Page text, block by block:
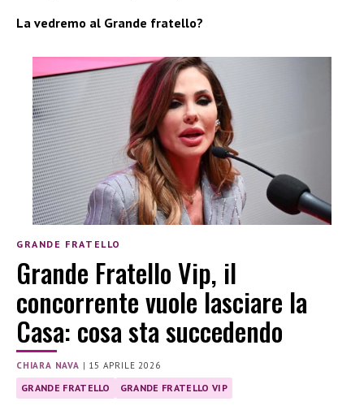
La vedremo al Grande fratello?
GRANDE FRATELLO
Grande Fratello Vip, il
concorrente vuole lasciare la
Casa: cosa sta succedendo
CHIARA NAVA | 15 APRILE 2026
GRANDE FRATELLO GRANDE FRATELLO VIP